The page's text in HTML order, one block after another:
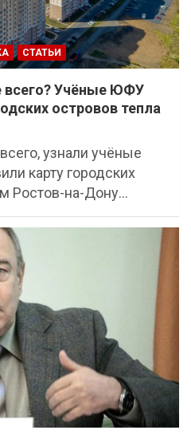
СТАТЬИ
всего? Учёные ЮФУ
островов тепла
узнали учёные
карту городских
Ростов-на-Дону…